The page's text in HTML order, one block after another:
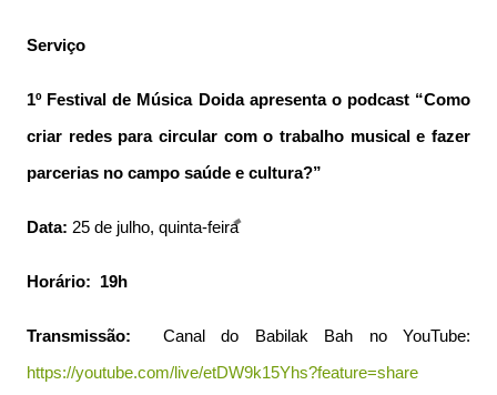
Serviço
1º Festival de Música Doida apresenta o podcast “Como
criar redes para circular com o trabalho musical e fazer
parcerias no campo saúde e cultura?”
Data: 25 de julho, quinta-feira
Horário: 19h
Transmissão: Canal do Babilak Bah no YouTube:
https://youtube.com/live/etDW9k15Yhs?feature=share